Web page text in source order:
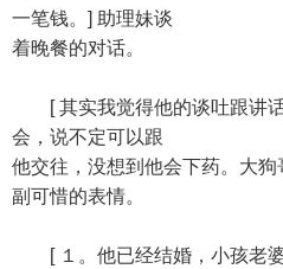
一笔钱。] 助理妹谈
着晚餐的对话。
[ 其实我觉得他的谈吐跟讲话
会，说不定可以跟
他交往，没想到他会下药。大
副可惜的表情。
[ １。他已经结婚，小孩老婆